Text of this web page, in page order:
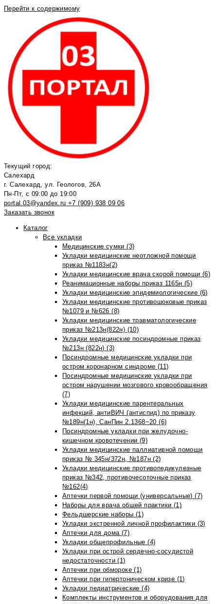
Перейти к содержимому
Текущий город:
Салехард
г. Салехард, ул. Геологов, 26А
Пн-Пт, с 09:00 до 19:00
portal.03@yandex.ru +7 (909) 938 09 06
Заказать звонок
Каталог
Все укладки
Медицинские сумки (3)
Укладки медицинские неотложной помощи
приказ №1183н(2)
Укладки медицинские врача скорой помощи (6)
Реанимационные наборы приказ 1165н (5)
Укладки медицинские эпидемиологические (6)
Укладки медицинские противошоковые приказ
№1079 и №626 (8)
Укладки медицинские травматологические
приказ №213н(822н) (10)
Укладки медицинские посиндромные приказ
№213н (822н) (3)
Посиндромные медицинские укладки при
остром коронарном синдроме (11)
Посиндромные медицинские укладки при
остром нарушении мозгового кровообращения
(7)
Укладки медицинские парентеральных
инфекций, антиВИЧ (антиспид) по приказу
№189н(1н), СанПин 2.1368−20 (6)
Посиндромные укладки при желудочно-
кишечном кровотечении (9)
Укладки медицинские паллиативной помощи
приказ № 345н/372н, №187н (2)
Укладки медицинские противопедикулезные
приказ №342, противочесоточные приказ
№162(4)
Аптечки первой помощи (универсальные) (7)
Наборы для врача общей практики (1)
Фельдшерские наборы (1)
Укладки экстренной личной профилактики (3)
Аптечки для дома (7)
Укладки общепрофильные (4)
Укладки при острой сердечно-сосудистой
недостаточности (1)
Аптечки при обмороке (1)
Аптечки при гипертоническом кризе (1)
Укладки педиатрические (4)
Комплекты инструментов и оборудования для